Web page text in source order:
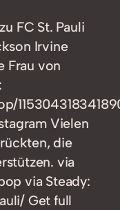
FC St. Pauli
Irvine
Frau von
Vielen
die
via
via Steady:
Get full